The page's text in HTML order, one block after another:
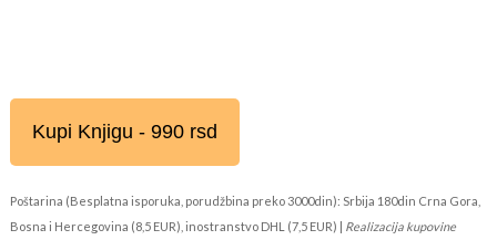
Kupi Knjigu - 990 rsd
Poštarina (Besplatna isporuka, porudžbina preko 3000din): Srbija 180din Crna Gora,
Bosna i Hercegovina (8,5 EUR), inostranstvo DHL (7,5 EUR) | Realizacija kupovine